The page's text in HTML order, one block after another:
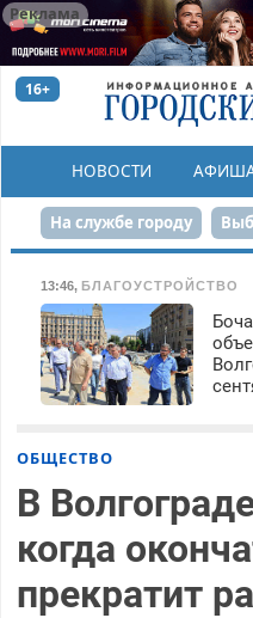
Реклама
16+
НОВОСТИ
На службе городу
Сталинград в сердце
Набережная День
80-летие Победы
13:46, БЛАГОУСТРОЙСТВО
ОБЩЕСТВО
В
когда
прекратит